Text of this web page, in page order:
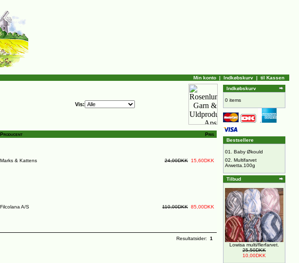
Min konto | Indkøbskurv | til Kassen
Vis:
Producent Pris
Marks & Kattens 24,00DKK 15,60DKK
Filcolana A/S 110,00DKK 85,00DKK
Resultatsider: 1
Indkøbskurv
0 items
Bestsellere
01. Baby Økould
02. Multifarvet
Arwetta.100g
Tilbud
Lowisa multi/flerfarvet.
25,50DKK
10,00DKK